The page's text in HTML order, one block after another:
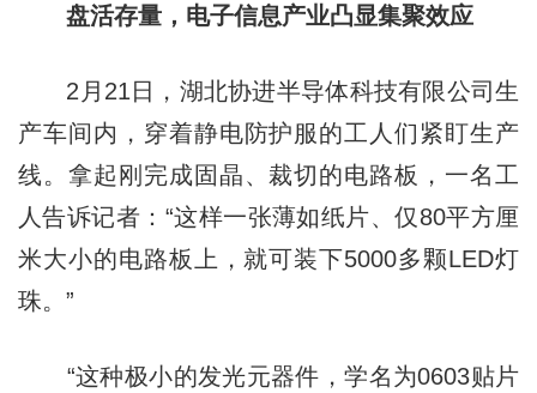
盘活存量，电子信息产业凸显集聚效应
2月21日，湖北协进半导体科技有限公司生
产车间内，穿着静电防护服的工人们紧盯生产
线。拿起刚完成固晶、裁切的电路板，一名工
人告诉记者：“这样一张薄如纸片、仅80平方厘
米大小的电路板上，就可装下5000多颗LED灯
珠。”
“这种极小的发光元器件，学名为0603贴片